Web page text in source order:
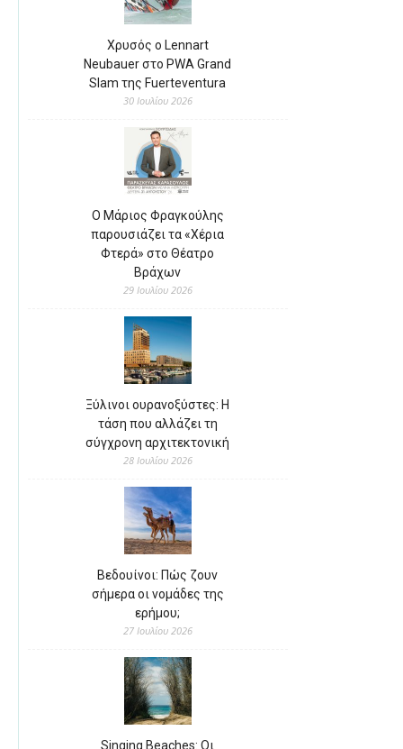
Χρυσός ο Lennart
Neubauer στο PWA Grand
Slam της Fuerteventura
30 Ιουλίου 2026
Ο Μάριος Φραγκούλης
παρουσιάζει τα «Χέρια
Φτερά» στο Θέατρο
Βράχων
29 Ιουλίου 2026
Ξύλινοι ουρανοξύστες: Η
τάση που αλλάζει τη
σύγχρονη αρχιτεκτονική
28 Ιουλίου 2026
Βεδουίνοι: Πώς ζουν
σήμερα οι νομάδες της
ερήμου;
27 Ιουλίου 2026
Singing Beaches: Οι